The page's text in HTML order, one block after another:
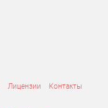
Лицензии Контакты